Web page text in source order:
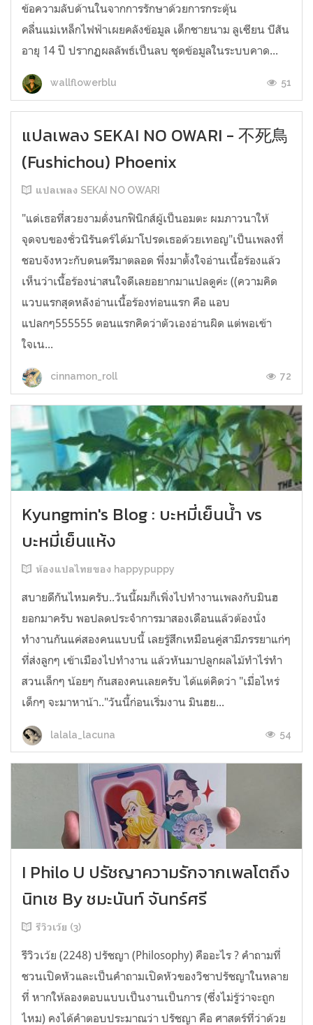
ข้อความลับด้านในจากการรักษาด้วยการกระตุ้น
คลื่นแม่เหล็กไฟฟ้าเผยคลังข้อมูล เด็กชายนาม ลูเซียน บีสัน
อายุ 14 ปี ปรากฏผลลัพธ์เป็นลบ ชุดข้อมูลในระบบคาด...
wallflowerblu 51
แปลเพลง SEKAI NO OWARI - 不死鳥
(Fushichou) Phoenix
แปลเพลง SEKAI NO OWARI
"แด่เธอที่สวยงามดั่งนกฟินิกส์ผู้เป็นอมตะ ผมภาวนาให้
จุดจบของชั่วนิรันดร์ได้มาโปรดเธอด้วยเทอญ"เป็นเพลงที่
ชอบจังหวะกับดนตรีมาตลอด พึ่งมาตั้งใจอ่านเนื้อร้องแล้ว
เห็นว่าเนื้อร้องน่าสนใจดีเลยอยากมาแปลดูค่ะ ((ความคิด
แวบแรกสุดหลังอ่านเนื้อร้องท่อนแรก คือ แอบ
แปลกๆ555555 ตอนแรกคิดว่าตัวเองอ่านผิด แต่พอเข้า
ใจเน...
cinnamon_roll 72
Kyungmin's Blog : บะหมี่เย็นน้ำ vs
บะหมี่เย็นแห้ง
ห้องแปลไทยของ happypuppy
สบายดีกันไหมครับ..วันนี้ผมก็เพิ่งไปทำงานเพลงกับมินฮ
ยอกมาครับ พอปลดประจำการมาสองเดือนแล้วต้องนั่ง
ทำงานกันแค่สองคนแบบนี้ เลยรู้สึกเหมือนคู่สามีภรรยาแก่ๆ
ที่ส่งลูกๆ เข้าเมืองไปทำงาน แล้วหันมาปลูกผลไม้ทำไร่ทำ
สวนเล็กๆ น้อยๆ กันสองคนเลยครับ ได้แต่คิดว่า "เมื่อไหร่
เด็กๆ จะมาหาน้า.."วันนี้ก่อนเริ่มงาน มินฮย...
lalala_lacuna 54
I Philo U ปรัชญาความรักจากเพลโตถึง
นิทเช By ชมะนันท์ จันทร์ศรี
รีวิวเว้ย (3)
รีวิวเว้ย (2248) ปรัชญา (Philosophy) คืออะไร ? คำถามที่
ชวนเปิดหัวและเป็นคำถามเปิดหัวของวิชาปรัชญาในหลาย
ที่ หากให้ลองตอบแบบเป็นงานเป็นการ (ซึ่งไม่รู้ว่าจะถูก
ไหม) คงได้คำตอบประมาณว่า ปรัชญา คือ ศาสตร์ที่ว่าด้วย